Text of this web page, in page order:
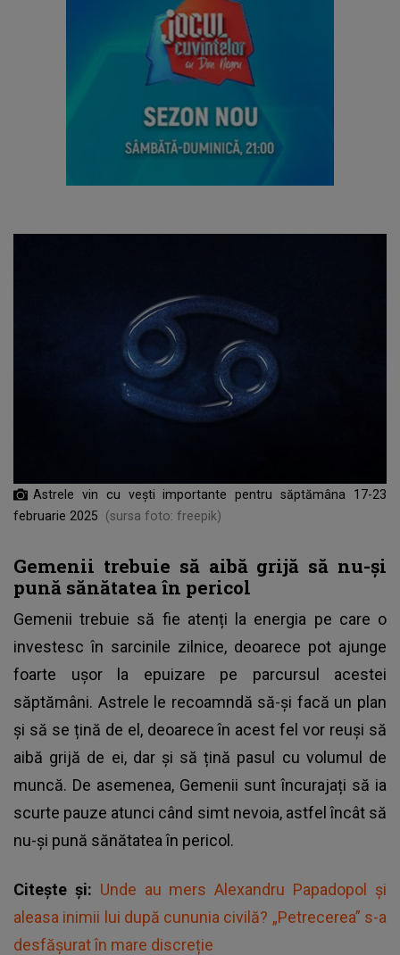
Astrele vin cu vești importante pentru săptămâna 17-23
februarie 2025
(sursa foto: freepik)
Gemenii trebuie să aibă grijă să nu-și
pună sănătatea în pericol
Gemenii trebuie să fie atenți la energia pe care o
investesc în sarcinile zilnice, deoarece pot ajunge
foarte ușor la epuizare pe parcursul acestei
săptămâni. Astrele le recoamndă să-și facă un plan
și să se țină de el, deoarece în acest fel vor reuși să
aibă grijă de ei, dar și să țină pasul cu volumul de
muncă. De asemenea, Gemenii sunt încurajați să ia
scurte pauze atunci când simt nevoia, astfel încât să
nu-și pună sănătatea în pericol.
Citește și: Unde au mers Alexandru Papadopol și
aleasa inimii lui după cununia civilă? „Petrecerea” s-a
desfășurat în mare discreție